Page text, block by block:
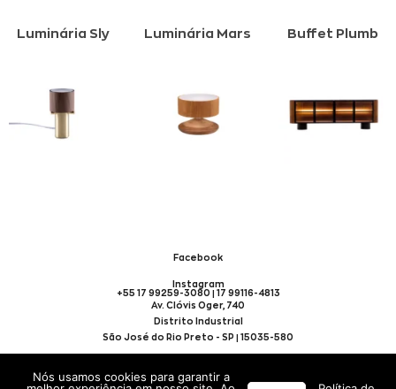
Luminária Sly Luminária Mars Buffet Plumb
Facebook
Instagram
+55 17 99259-3080 | 17 99116-4813
Av. Clóvis Oger, 740
Distrito Industrial
São José do Rio Preto - SP | 15035-580
Nós usamos cookies para garantir a